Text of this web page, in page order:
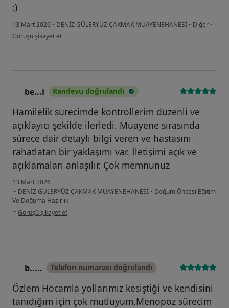
:)
13 Mart 2026 • DENİZ GÜLERYÜZ ÇAKMAK MUAYENEHANESİ • Diğer •
kullanıcının görüşüne göre öz...k
Görüşü şikayet et
be...i Randevu doğrulandı
Hamilelik sürecimde kontrollerim düzenli ve
açıklayıcı şekilde ilerledi. Muayene sırasında
sürece dair detaylı bilgi veren ve hastasını
rahatlatan bir yaklaşımı var. İletişimi açık ve
açıklamaları anlaşılır. Çok memnunuz
13 Mart 2026
• DENİZ GÜLERYÜZ ÇAKMAK MUAYENEHANESİ • Doğum Öncesi Eğitim
Ve Doğuma Hazırlık
• kullanıcının görüşüne göre be...i
Görüşü şikayet et
b..... Telefon numarası doğrulandı
Özlem Hocamla yollarımız kesiştiği ve kendisini
tanıdığım için çok mutluyum.Menopoz sürecim